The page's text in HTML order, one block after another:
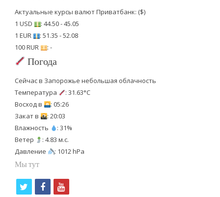
Актуальные курсы валют Приватбанк: ($)
1 USD
: 44.50 - 45.05
1 EUR
: 51.35 - 52.08
100 RUR
: -
Погода
Сейчас в Запорожье небольшая облачность
Температура
: 31.63°C
Восход в
: 05:26
Закат в
: 20:03
Влажность
: 31%
Ветер
: 4.83 м.с.
Давление
: 1012 hPa
Мы тут
f
y